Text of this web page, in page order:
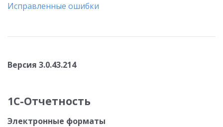
Исправленные ошибки
Версия 3.0.43.214
1С-Отчетность
Электронные форматы